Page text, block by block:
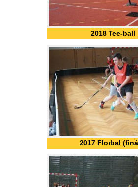
2018 Tee-ball
2017 Florbal